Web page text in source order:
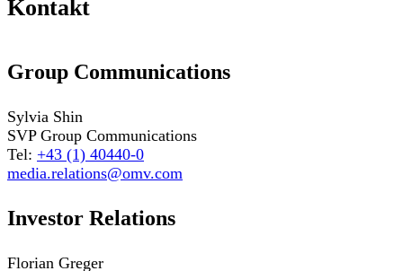
Kontakt
Group Communications
Sylvia Shin
SVP Group Communications
Tel: +43 (1) 40440-0
media.relations@omv.com
Investor Relations
Florian Greger